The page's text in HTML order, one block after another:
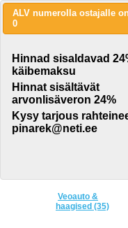
Traktorid & põllumaj.teh.
CATEGORIES
Veoauto &
haagised (35)
ALV numerolla ostajalle
0
Hinnad sisaldavad
käibemaksu
Hinnat sisältävät
arvonlisäveron 24%
Kysy tarjous
pinarek@neti.ee